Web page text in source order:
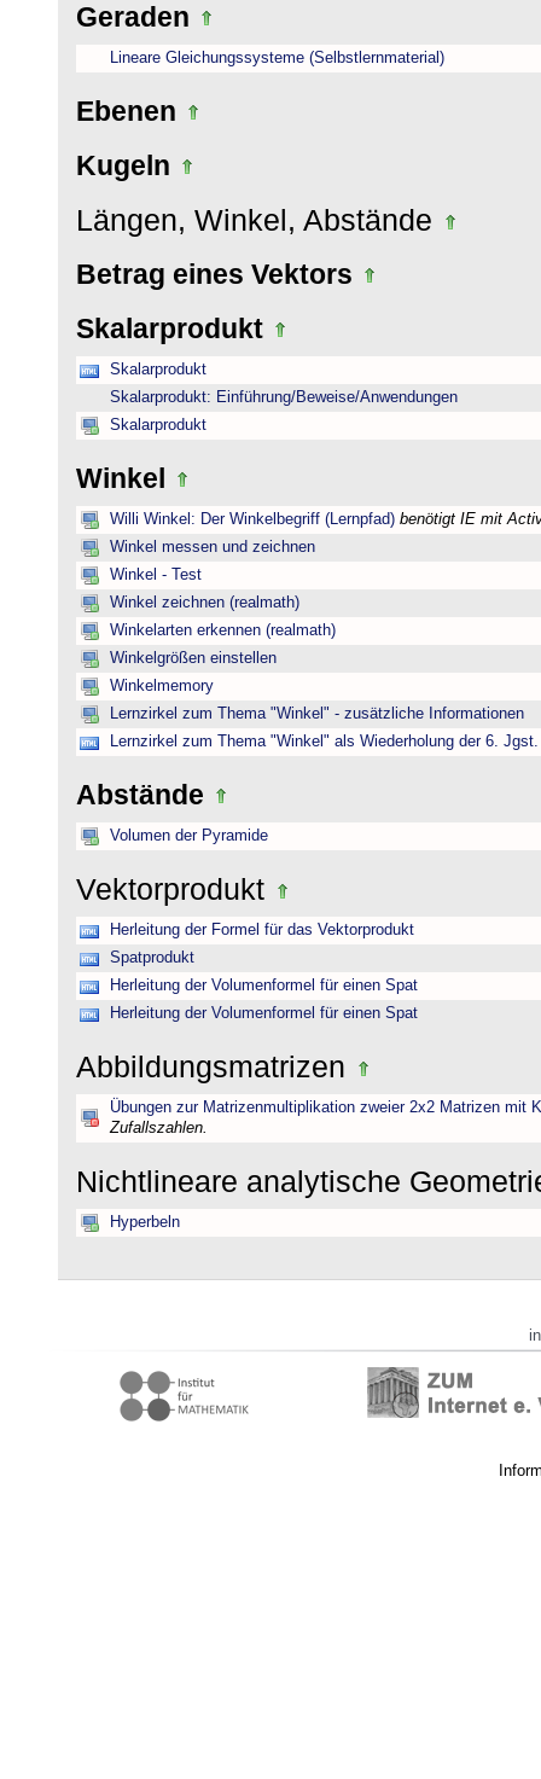
Geraden
Lineare Gleichungssysteme (Selbstlernmaterial)
Ebenen
Kugeln
Längen, Winkel, Abstände
Betrag eines Vektors
Skalarprodukt
Skalarprodukt
Skalarprodukt: Einführung/Beweise/Anwendungen
Skalarprodukt
Winkel
Willi Winkel: Der Winkelbegriff (Lernpfad) benötigt IE mit
Winkel messen und zeichnen
Winkel - Test
Winkel zeichnen (realmath)
Winkelarten erkennen (realmath)
Winkelgrößen einstellen
Winkelmemory
Lernzirkel zum Thema "Winkel" - zusätzliche Informationen
Lernzirkel zum Thema "Winkel" als Wiederholung der 6. Jgst.
Abstände
Volumen der Pyramide
Vektorprodukt
Herleitung der Formel für das Vektorprodukt
Spatprodukt
Herleitung der Volumenformel für einen Spat
Herleitung der Volumenformel für einen Spat
Abbildungsmatrizen
Übungen zur Matrizenmultiplikation zweier 2x2 Matrizen mit
Zufallszahlen.
Nichtlineare analytische
Hyperbeln